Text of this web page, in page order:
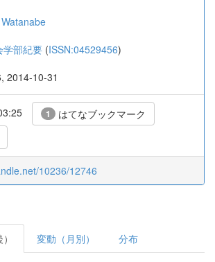
学部紀要 (ISSN:04529456)
2014-10-31
1 はてなブックマーク
10236/12746
変動（月別） 分布